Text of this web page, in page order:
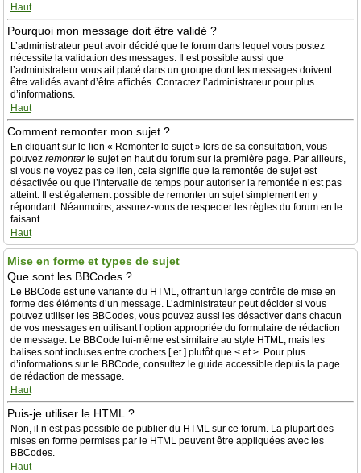
Haut
Pourquoi mon message doit être validé ?
L’administrateur peut avoir décidé que le forum dans lequel vous postez
nécessite la validation des messages. Il est possible aussi que
l’administrateur vous ait placé dans un groupe dont les messages doivent
être validés avant d’être affichés. Contactez l’administrateur pour plus
d’informations.
Haut
Comment remonter mon sujet ?
En cliquant sur le lien « Remonter le sujet » lors de sa consultation, vous
pouvez remonterle sujet en haut du forum sur la première page. Par ailleurs,
si vous ne voyez pas ce lien, cela signifie que la remontée de sujet est
désactivée ou que l’intervalle de temps pour autoriser la remontée n’est pas
atteint. Il est également possible de remonter un sujet simplement en y
répondant. Néanmoins, assurez-vous de respecter les règles du forum en le
faisant.
Haut
Mise en forme et types de sujet
Que sont les BBCodes ?
Le BBCode est une variante du HTML, offrant un large contrôle de mise en
forme des éléments d’un message. L’administrateur peut décider si vous
pouvez utiliser les BBCodes, vous pouvez aussi les désactiver dans chacun
de vos messages en utilisant l’option appropriée du formulaire de rédaction
de message. Le BBCode lui-même est similaire au style HTML, mais les
balises sont incluses entre crochets [ et ] plutôt que < et >. Pour plus
d’informations sur le BBCode, consultez le guide accessible depuis la page
de rédaction de message.
Haut
Puis-je utiliser le HTML ?
Non, il n’est pas possible de publier du HTML sur ce forum. La plupart des
mises en forme permises par le HTML peuvent être appliquées avec les
BBCodes.
Haut